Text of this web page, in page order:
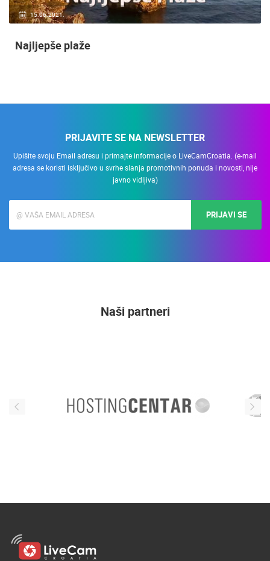
15.06.2021.
Najljepše plaže
PRIJAVITE SE NA NEWSLETTER
Upišite svoju Email adresu i primajte informacije o LiveCamCroatia. (e-mail
adresa se koristi isključivo u svrhe slanja promotivnih ponuda i novosti, nije
javno vidljiva)
PRIJAVI SE
Naši partneri